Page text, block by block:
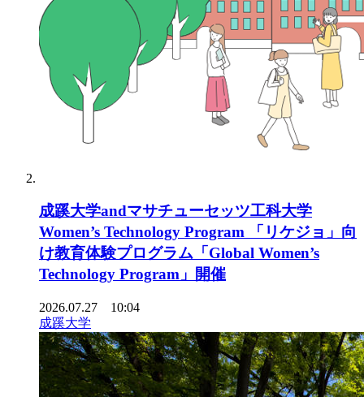
成蹊大学andマサチューセッツ工科大学
Women’s Technology Program 「リケジョ」向
け教育体験プログラム「Global Women’s
Technology Program」開催
2026.07.27 10:04
成蹊大学